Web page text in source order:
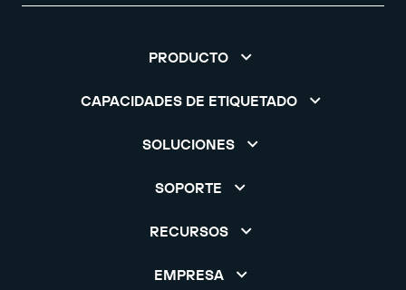
PRODUCTO
CAPACIDADES DE ETIQUETADO
SOLUCIONES
SOPORTE
RECURSOS
EMPRESA